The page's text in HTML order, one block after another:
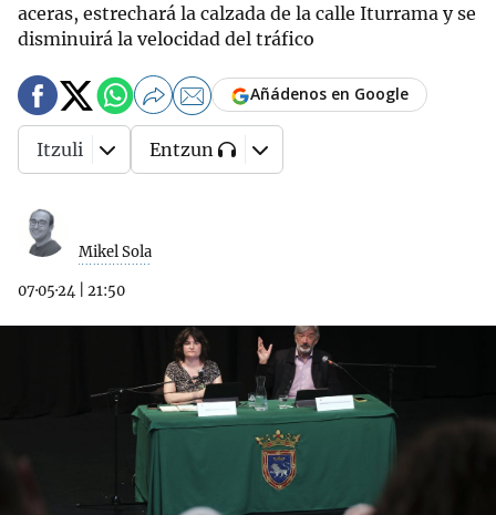
aceras, estrechará la calzada de la calle Iturrama y se
disminuirá la velocidad del tráfico
Mikel Sola
07·05·24 21:50
Añádenos en Google
Itzuli Entzun